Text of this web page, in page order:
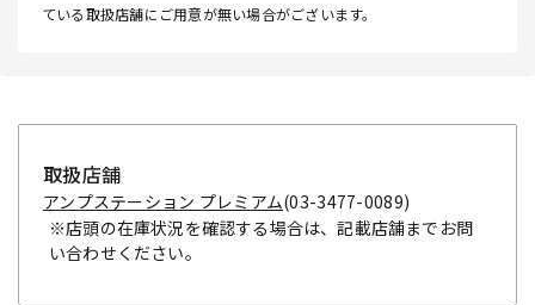
ている取扱店舗にご用意が無い場合がございます。
取扱店舗
アンプステーション プレミアム(03-3477-0089)
※店頭の在庫状況を確認する場合は、記載店舗までお問
い合わせください。